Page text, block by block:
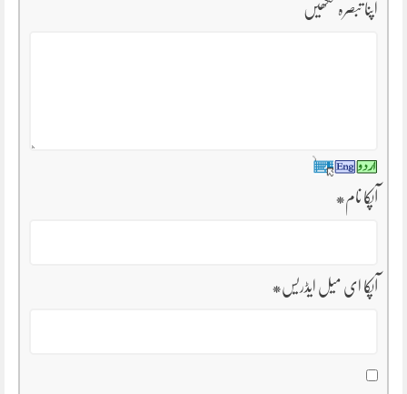
اپنا تبصرہ لکھیں
آپکا نام*
آپکا ای میل ایڈریس*